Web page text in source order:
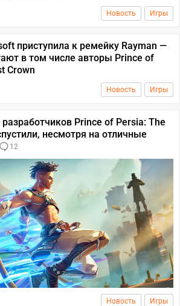
Новость Игры
приступила к ремейку Rayman —
в том числе авторы Prince of
Crown
Новость Игры
Prince of Persia: The
несмотря на отличные
12
Новость Игры